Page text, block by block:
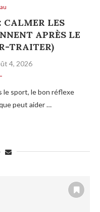
CALMER LES
APRÈS LE
TRAITER)
4, 2026
le sport, le bon réflexe
peut aider …